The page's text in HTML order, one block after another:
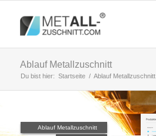
Ablauf Metallzuschnitt
Du bist hier: Startseite / Ablauf Metallzuschnitt
Ablauf Metallzuschnitt